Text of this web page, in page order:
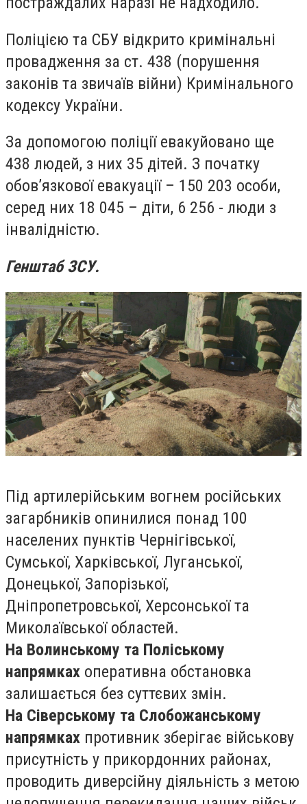
Поліцією та СБУ відкрито кримінальні
провадження за ст. 438 (порушення
законів та звичаїв війни) Кримінального
кодексу України.
За допомогою поліції евакуйовано ще
438 людей, з них 35 дітей. З початку
обов’язкової евакуації – 150 203 особи,
серед них 18 045 – діти, 6 256 - люди з
інвалідністю.
Генштаб ЗСУ.
Під артилерійським вогнем російських
загарбників опинилися понад 100
населених пунктів Чернігівської,
Сумської, Харківської, Луганської,
Донецької, Запорізької,
Дніпропетровської, Херсонської та
Миколаївської областей.
На Волинському та Поліському
напрямках оперативна обстановка
залишається без суттєвих змін.
На Сіверському та Слобожанському
напрямках противник зберігає військову
присутність у прикордонних районах,
проводить диверсійну діяльність з метою